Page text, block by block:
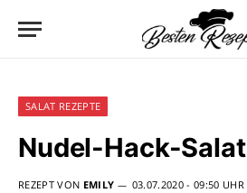
SALAT REZEPTE
Nudel-Hack-Salat
REZEPT VON EMILY 03.07.2020 - 09:50 UHR